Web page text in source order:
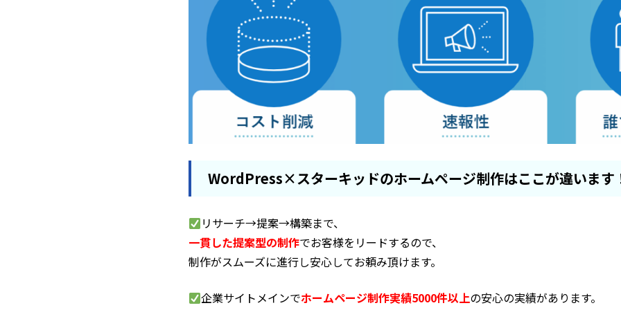
WordPress×スターキッドのホームページ制作はここが違います
リサーチ→提案→構築まで、
一貫した提案型の制作でお客様をリードするので、
制作がスムーズに進行し安心してお頼み頂けます。
企業サイトメインでホームページ制作実績5000件以上の安心の実績があります。